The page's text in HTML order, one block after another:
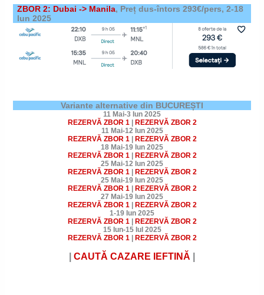
ZBOR 2: Dubai -> Manila, Preț dus-întors 293€/pers, 2-18
Iun 2025
Variante alternative din BUCUREȘTI
11 Mai-3 Iun 2025
REZERVĂ ZBOR 1 | REZERVĂ ZBOR 2
11 Mai-12 Iun 2025
REZERVĂ ZBOR 1 | REZERVĂ ZBOR 2
18 Mai-19 Iun 2025
REZERVĂ ZBOR 1 | REZERVĂ ZBOR 2
25 Mai-12 Iun 2025
REZERVĂ ZBOR 1 | REZERVĂ ZBOR 2
25 Mai-19 Iun 2025
REZERVĂ ZBOR 1 | REZERVĂ ZBOR 2
27 Mai-19 Iun 2025
REZERVĂ ZBOR 1 | REZERVĂ ZBOR 2
1-19 Iun 2025
REZERVĂ ZBOR 1 | REZERVĂ ZBOR 2
15 Iun-15 Iul 2025
REZERVĂ ZBOR 1 | REZERVĂ ZBOR 2
CAUTĂ CAZARE IEFTINĂ